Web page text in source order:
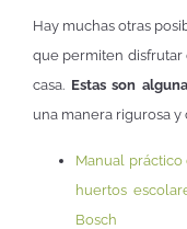
Hay muchas otras
que permiten
casa. Estas son
una manera rigurosa
Manual
huertos
Bosch